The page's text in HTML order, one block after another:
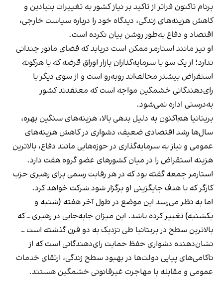
برنام تاکنون فراتر از تاکید بر نیاز کشور به تغییرات بنیادین و
کاهش هزینه‌های زندگی، دیدگاه خود را درباره سیاست خارجی،
اقتصاد و دفاع به‌طور روشن بیان نکرده است.
او نیز مانند استارمر ممکن است دریابد که فضای مانور چندانی
ندارد؛ از یک سو با سرمایه‌گذاران بازار اوراق قرضه که با هرگونه
استقراض بیشتر مخالف‌اند روبه‌رو است و از سوی دیگر با
رای‌دهندگانی خشمگین مواجه است که معتقدند کشور
به‌درستی اداره نمی‌شود.
بریتانیا هم‌اکنون به دلیل بدهی بالا، هزینه‌های سنگین بهره،
سال‌ها رشد اقتصادی ضعیف، دشواری در کاهش هزینه‌های
عمومی و نیاز به سرمایه‌گذاری در حوزه‌هایی مانند دفاع، بالاترین
هزینه استقراض را در میان کشورهای عضو گروه هفت دارد.
استارمر جمعه گفته بود که در هر رقابت رسمی برای رهبری حزب
کارگر که با هدف جایگزینی او برگزار شود شرکت خواهد کرد.
اما به نظر می‌رسد این موضع در طول آخر هفته (شنبه و
یکشنبه) تغییر کرده باشد. این میزان جابه‌جایی در رهبری ــ که
بالاترین سطح در بریتانیا طی نزدیک به دو قرن گذشته است ــ
نشان‌دهنده دشواری حفظ حمایت رای‌دهندگانی است که از
ناکامی‌های پیاپی دولت‌ها در بهبود سطح زندگی، ارتقای خدمات
عمومی و مقابله با مهاجرت غیرقانونی خشمگین هستند.